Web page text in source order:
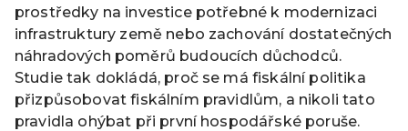
prostředky na investice potřebné k modernizaci
infrastruktury země nebo zachování dostatečných
náhradových poměrů budoucích důchodců.
Studie tak dokládá, proč se má fiskální politika
přizpůsobovat fiskálním pravidlům, a nikoli tato
pravidla ohýbat při první hospodářské poruše.